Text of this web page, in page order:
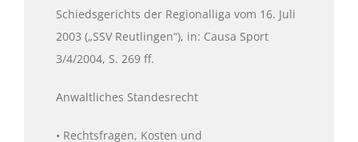
Schiedsgerichts der Regionalliga vom 16. Juli
2003 („SSV Reutlingen“), in: Causa Sport
3/4/2004, S. 269 ff.
Anwaltliches Standesrecht
• Rechtsfragen, Kosten und